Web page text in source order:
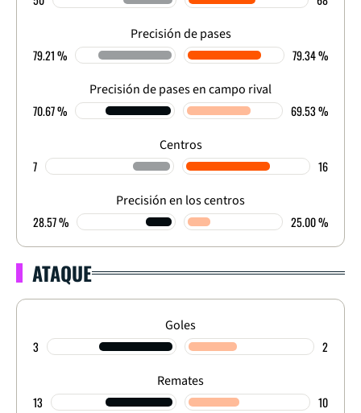
Precisión de pases
79.21 % 79.34 %
Precisión de pases en campo rival
70.67 % 69.53 %
Centros
7 16
Precisión en los centros
28.57 % 25.00 %
ATAQUE
Goles
3 2
Remates
13 10